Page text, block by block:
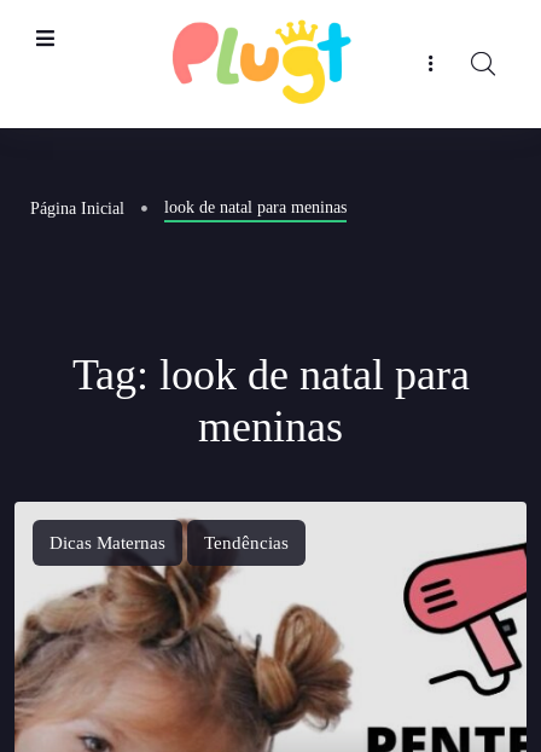
Página Inicial look de natal para meninas
Tag: look de natal para
meninas
Dicas Maternas Tendências